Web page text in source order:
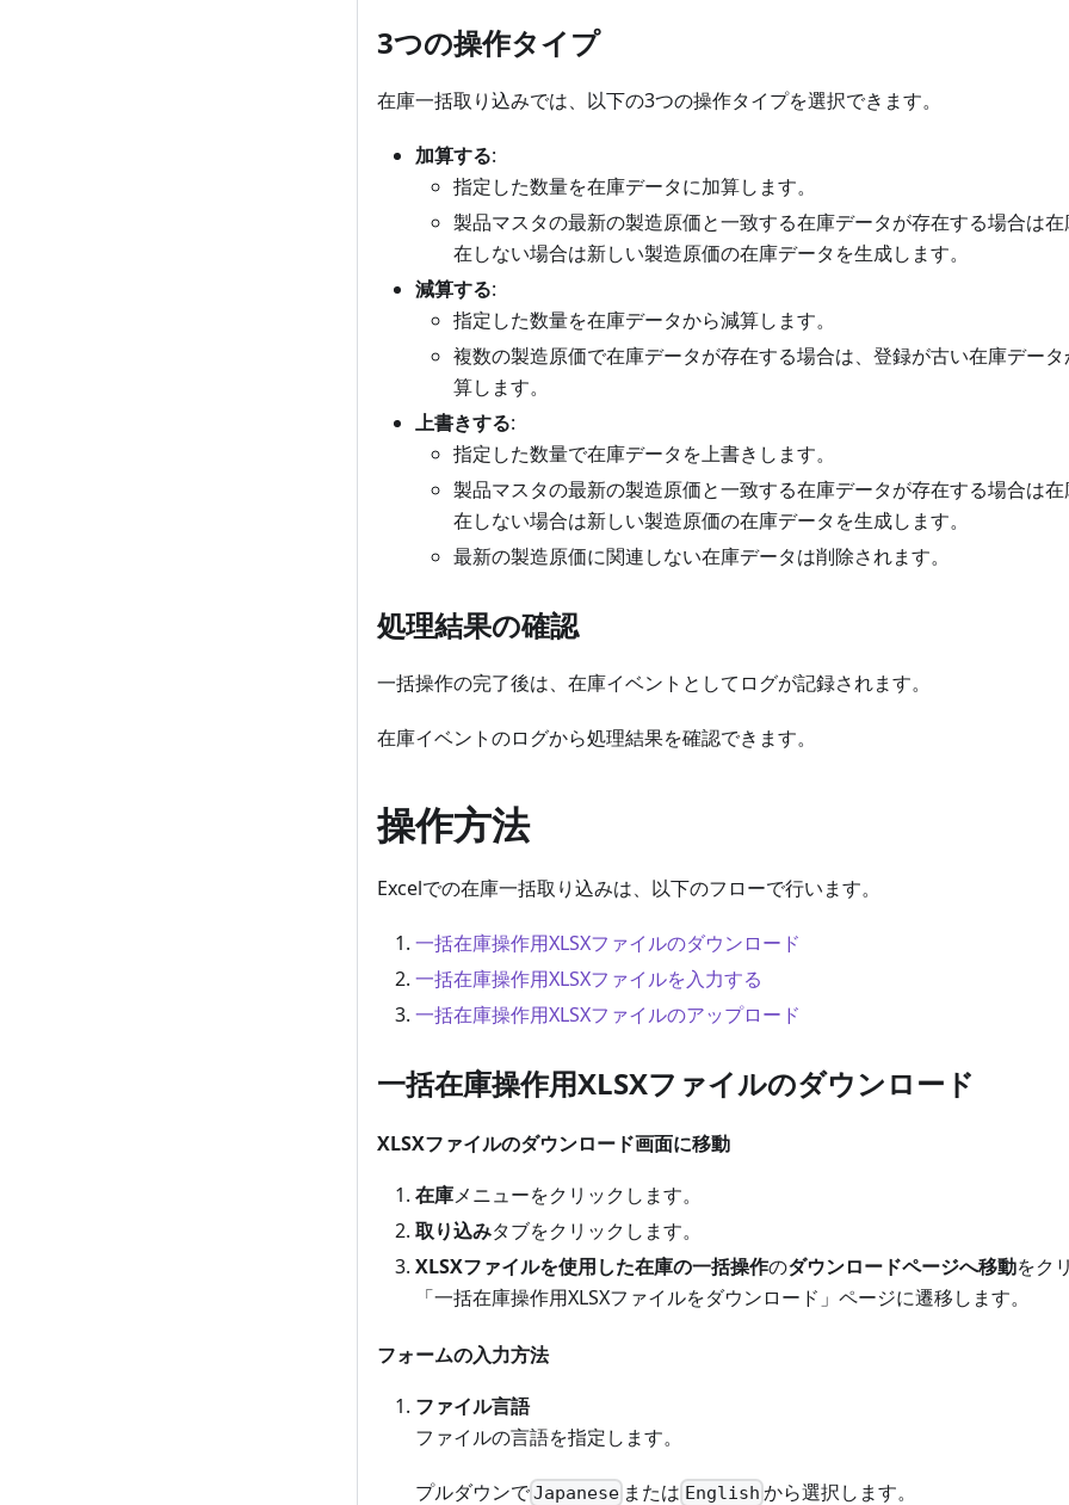
3つの操作タイプ
在庫一括取り込みでは、以下の3つの操作タイプを選択できます。
加算する:
指定した数量を在庫データに加算します。
製品マスタの最新の製造原価と一致する在庫データが存在する場合は
在しない場合は新しい製造原価の在庫データを生成します。
減算する:
指定した数量を在庫データから減算します。
複数の製造原価で在庫データが存在する場合は、登録が古い在庫デー
算します。
上書きする:
指定した数量で在庫データを上書きします。
製品マスタの最新の製造原価と一致する在庫データが存在する場合は
在しない場合は新しい製造原価の在庫データを生成します。
最新の製造原価に関連しない在庫データは削除されます。
処理結果の確認
一括操作の完了後は、在庫イベントとしてログが記録されます。
在庫イベントのログから処理結果を確認できます。
操作方法
Excelでの在庫一括取り込みは、以下のフローで行います。
一括在庫操作用XLSXファイルのダウンロード
一括在庫操作用XLSXファイルを入力する
一括在庫操作用XLSXファイルのアップロード
一括在庫操作用XLSXファイルのダウンロード
XLSXファイルのダウンロード画面に移動
在庫メニューをクリックします。
取り込みタブをクリックします。
XLSXファイルを使用した在庫の一括操作のダウンロードページへ移動をク
「一括在庫操作用XLSXファイルをダウンロード」ページに遷移します。
フォームの入力方法
ファイル言語
ファイルの言語を指定します。
プルダウンでJapanese または English から選択します。